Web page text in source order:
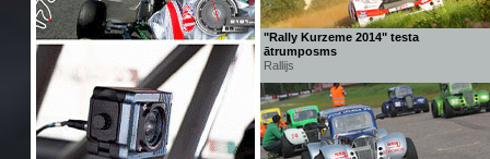
"Rally Kurzeme 2014" testa
ātrumposms
Rallijs